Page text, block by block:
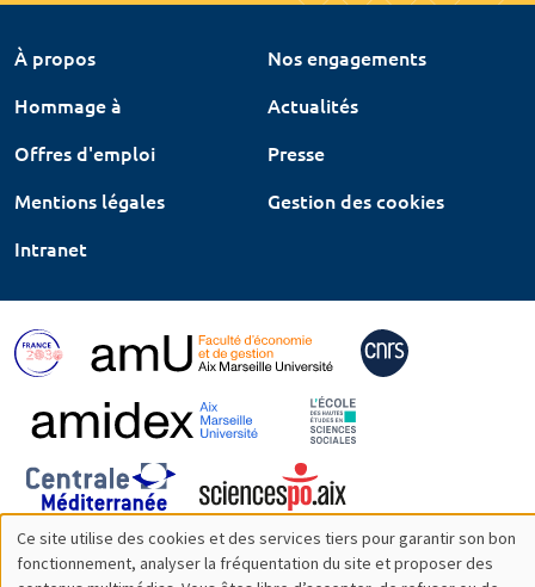
À propos
Nos engagements
Hommage à
Actualités
Offres d'emploi
Presse
Mentions légales
Gestion des cookies
Intranet
Utilisation
Ce site utilise des cookies et des services tiers pour garantir son bon
fonctionnement, analyser la fréquentation du site et proposer des